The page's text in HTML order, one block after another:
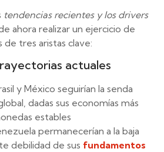
tendencias recientes y los drivers
ahora realizar un ejercicio de
de tres aristas clave:
actuales
y México seguirían la senda
dadas sus economías más
estables
permanecerían a la baja
debilidad de sus fundamentos